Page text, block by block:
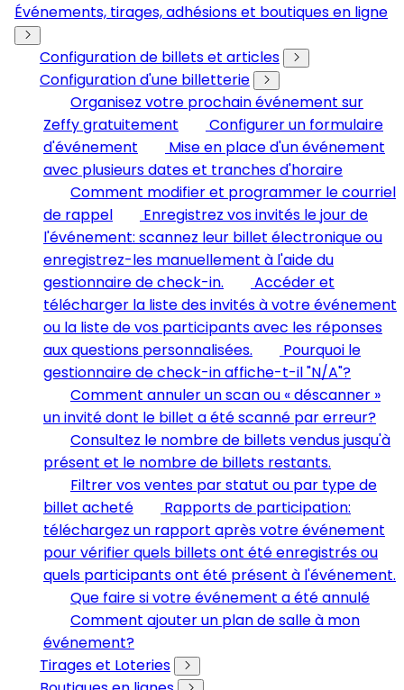
Événements, tirages, adhésions et boutiques en ligne
Configuration de billets et articles
Configuration d'une billetterie
Organisez votre prochain événement sur
Zeffy gratuitement
Configurer un formulaire
d'événement
Mise en place d'un événement
avec plusieurs dates et tranches d'horaire
Comment modifier et programmer le courriel
de rappel
Enregistrez vos invités le jour de
l'événement: scannez leur billet électronique ou
enregistrez-les manuellement à l'aide du
gestionnaire de check-in.
Accéder et
télécharger la liste des invités à votre événement
ou la liste de vos participants avec les réponses
aux questions personnalisées.
Pourquoi le
gestionnaire de check-in affiche-t-il "N/A"?
Comment annuler un scan ou « déscanner »
un invité dont le billet a été scanné par erreur?
Consultez le nombre de billets vendus jusqu'à
présent et le nombre de billets restants.
Filtrer vos ventes par statut ou par type de
billet acheté
Rapports de participation:
téléchargez un rapport après votre événement
pour vérifier quels billets ont été enregistrés ou
quels participants ont été présent à l'événement.
Que faire si votre événement a été annulé
Comment ajouter un plan de salle à mon
événement?
Tirages et Loteries